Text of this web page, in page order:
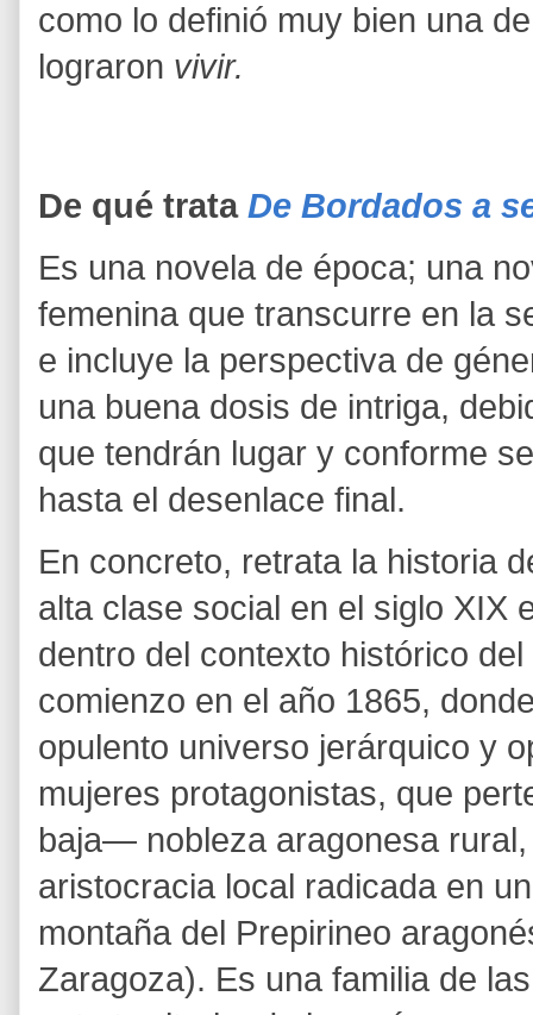
como lo definió muy bien una
lograron vivir.
De qué trata De Bordados a
Es una novela de época; una
femenina que transcurre en la
e incluye la perspectiva de
una buena dosis de intriga,
que tendrán lugar y conforme
hasta el desenlace final.
En concreto, retrata la historia
alta clase social en el siglo XIX
dentro del contexto histórico
comienzo en el año 1865,
opulento universo jerárquico y
mujeres protagonistas, que
baja— nobleza aragonesa
aristocracia local radicada en
montaña del Prepirineo
Zaragoza). Es una familia de